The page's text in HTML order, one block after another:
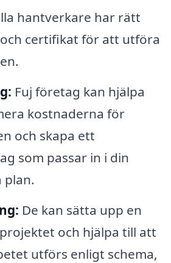
hantverkare har rätt
certifikat för att utföra
Fuj företag kan hjälpa
kostnaderna för
och skapa ett
som passar in i din
plan.
De kan sätta upp en
och hjälpa till att
utförs enligt schema,